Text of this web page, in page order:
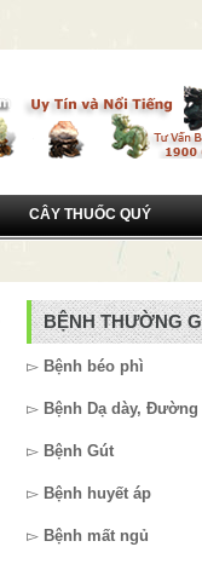
CÂY THUỐC QUÝ
BỆNH THƯỜNG
▻ Bệnh béo phì
▻ Bệnh Dạ dày,
▻ Bệnh Gút
▻ Bệnh huyết áp
▻ Bệnh mất ngủ